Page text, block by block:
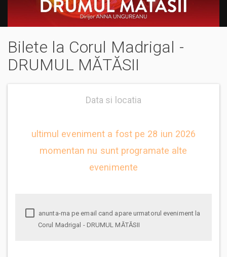
Bilete la Corul Madrigal -
DRUMUL MĂTĂSII
Data si locatia
ultimul eveniment a fost pe 28 iun 2026
momentan nu sunt programate alte
evenimente
Corul Madrigal - DRUMUL MĂTĂSII